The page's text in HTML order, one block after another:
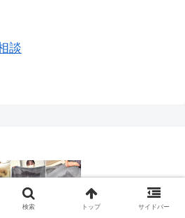
談
ルグッズ製作・ペットロス相談.
検索 トップ サイドバー